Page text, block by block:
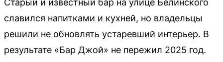
Старый и известный бар на улице Белинского
славился напитками и кухней, но владельцы
решили не обновлять устаревший интерьер. В
результате «Бар Джой» не пережил 2025 год.